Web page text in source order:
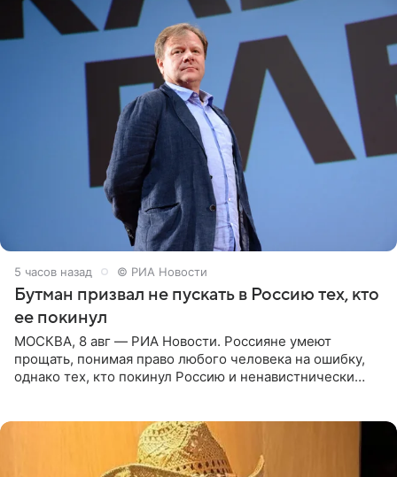
5 часов назад © РИА Новости
Бутман призвал не пускать в Россию тех, кто
ее покинул
МОСКВА, 8 авг — РИА Новости. Россияне умеют
прощать, понимая право любого человека на ошибку,
однако тех, кто покинул Россию и ненавистнически